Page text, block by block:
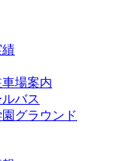
績
場案内
バス
グラウンド